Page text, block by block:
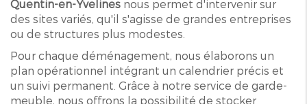
Quentin-en-Yvelines nous permet d'intervenir sur
des sites variés, qu'il s'agisse de grandes entreprises
ou de structures plus modestes.
Pour chaque déménagement, nous élaborons un
plan opérationnel intégrant un calendrier précis et
un suivi permanent. Grâce à notre service de garde-
meuble, nous offrons la possibilité de stocker